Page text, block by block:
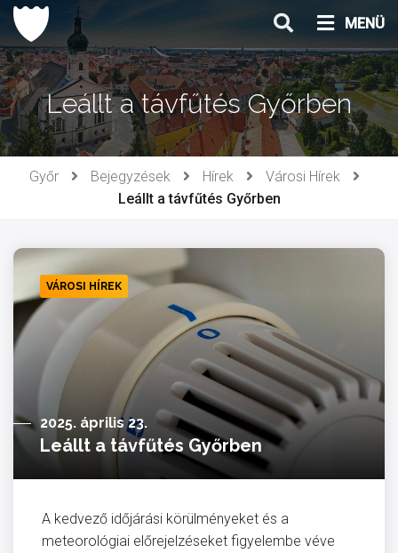
Ugrás
tartalomhoz
MENÜ
Leállt a távfűtés Győrben
Győr Bejegyzések Hírek
Városi Hírek
Leállt a távfűtés Győrben
VÁROSI HÍREK
2025. április 23.
Leállt a távfűtés Győrben
A kedvező időjárási körülményeket és a
meteorológiai előrejelzéseket figyelembe véve